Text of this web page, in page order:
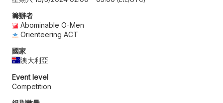
籌辦者
Abominable O-Men
Orienteering ACT
國家
澳大利亞
Event level
Competition